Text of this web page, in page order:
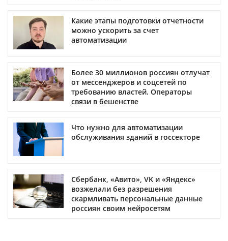
Какие этапы подготовки отчетности
можно ускорить за счет
автоматизации
Более 30 миллионов россиян отлучат
от мессенджеров и соцсетей по
требованию властей. Операторы
связи в бешенстве
Что нужно для автоматизации
обслуживания зданий в госсекторе
Сбербанк, «Авито», VK и «Яндекс»
возжелали без разрешения
скармливать персональные данные
россиян своим нейросетям